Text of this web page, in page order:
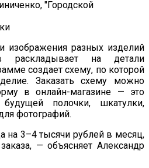
"Городской
изображения разных изделий
раскладывает на
детали
создает схему, по которой
Заказать схему можно
в онлайн-магазине — это
полочки, шкатулки,
фотографий.
на 3–4 тысячи рублей в месяц,
— объясняет Александр